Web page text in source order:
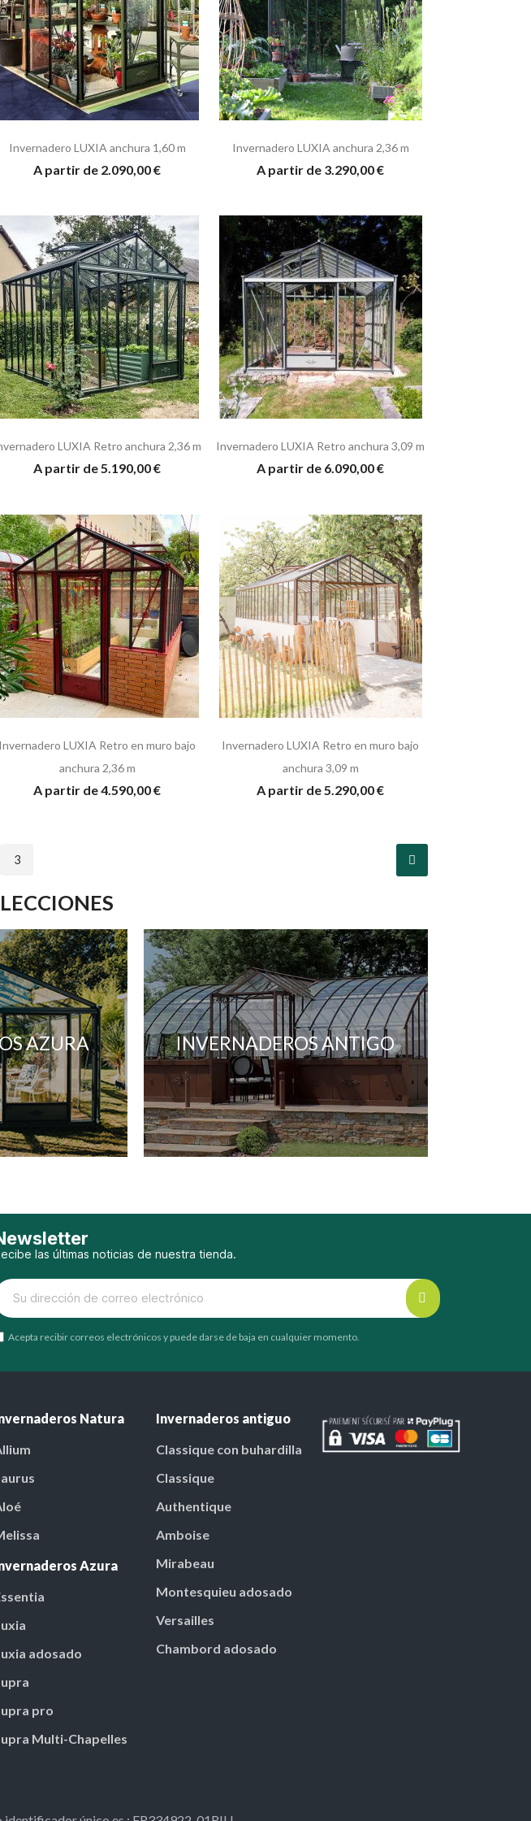
Invernadero LUXIA anchura 1,60 m
A partir de 2.090,00 €
Invernadero LUXIA anchura 2,36 m
A partir de 3.290,00 €
LUXIA Retro anchura 2,36 m
A partir de 5.190,00 €
Invernadero LUXIA Retro anchura 3,09 m
A partir de 6.090,00 €
Invernadero LUXIA Retro en muro bajo
anchura 2,36 m
A partir de 4.590,00 €
Invernadero LUXIA Retro en muro bajo
anchura 3,09 m
A partir de 5.290,00 €
3
AZURA INVERNADEROS ANTIGO
las últimas noticias de nuestra tienda.
Acepta recibir correos electrónicos y puede darse de baja en cualquier momento.
Natura
Azura
adosado
pro
Multi-Chapelles
Invernaderos antiguo
Classique con buhardilla
Classique
Authentique
Amboise
Mirabeau
Montesquieu adosado
Versailles
Chambord adosado